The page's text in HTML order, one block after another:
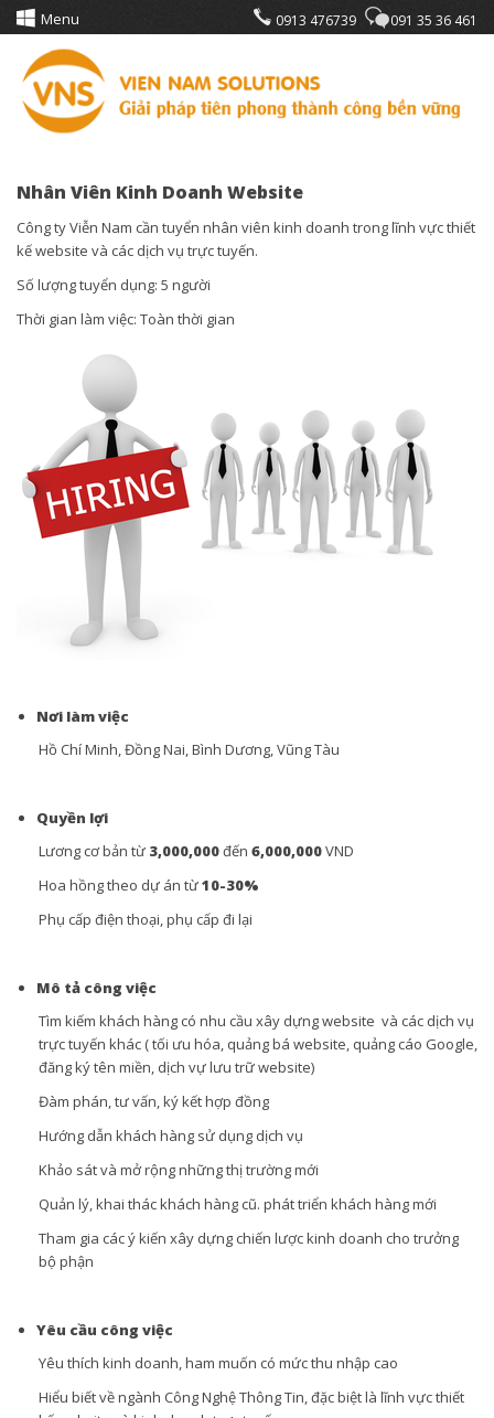
Menu 0913 476739 091 35 36 461
Nhân Viên Kinh Doanh Website
Công ty Viễn Nam cần tuyển nhân viên kinh doanh trong lĩnh vực thiết
kế website và các dịch vụ trực tuyến.
Số lượng tuyển dụng: 5 người
Thời gian làm việc: Toàn thời gian
Nơi làm việc
Hồ Chí Minh, Đồng Nai, Bình Dương, Vũng Tàu
Quyền lợi
Lương cơ bản từ 3,000,000đến 6,000,000VND
Hoa hồng theo dự án từ10-30%
Phụ cấp điện thoại, phụ cấp đi lại
Mô tả công việc
Tìm kiếm khách hàng có nhu cầu xây dựng website và các dịch vụ
trực tuyến khác ( tối ưu hóa, quảng bá website, quảng cáo Google,
đăng ký tên miền, dịch vự lưu trữ website)
Đàm phán, tư vấn, ký kết hợp đồng
Hướng dẫn khách hàng sử dụng dịch vụ
Khảo sát và mở rộng những thị trường mới
Quản lý, khai thác khách hàng cũ. phát triển khách hàng mới
Tham gia các ý kiến xây dựng chiến lược kinh doanh cho trưởng
bộ phận
Yêu cầu công việc
Yêu thích kinh doanh, ham muốn có mức thu nhập cao
Hiểu biết về ngành Công Nghệ Thông Tin, đặc biệt là lĩnh vực thiết